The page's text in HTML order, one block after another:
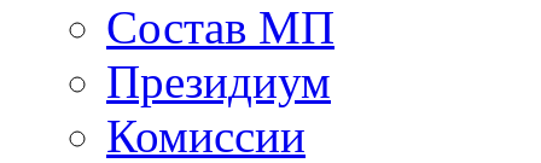
Состав МП
Президиум
Комиссии